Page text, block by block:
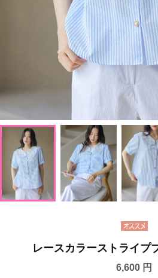
レースカラーストライプ
6,600 円